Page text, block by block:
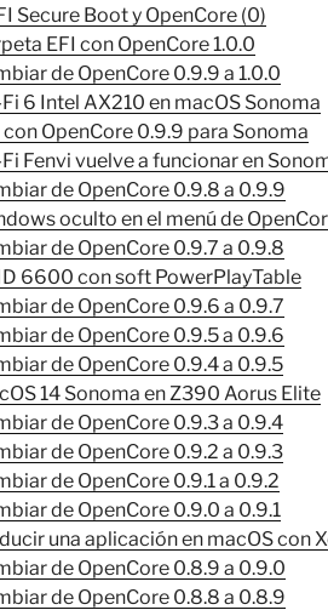
Secure Boot y OpenCore (0)
EFI con OpenCore 1.0.0
de OpenCore 0.9.9 a 1.0.0
6 Intel AX210 en macOS Sonoma
con OpenCore 0.9.9 para Sonoma
Fenvi vuelve a funcionar en
de OpenCore 0.9.8 a 0.9.9
oculto en el menú de
de OpenCore 0.9.7 a 0.9.8
6600 con soft PowerPlayTable
de OpenCore 0.9.6 a 0.9.7
de OpenCore 0.9.5 a 0.9.6
de OpenCore 0.9.4 a 0.9.5
14 Sonoma en Z390 Aorus Elite
de OpenCore 0.9.3 a 0.9.4
de OpenCore 0.9.2 a 0.9.3
de OpenCore 0.9.1 a 0.9.2
de OpenCore 0.9.0 a 0.9.1
una aplicación en macOS con
de OpenCore 0.8.9 a 0.9.0
de OpenCore 0.8.8 a 0.8.9